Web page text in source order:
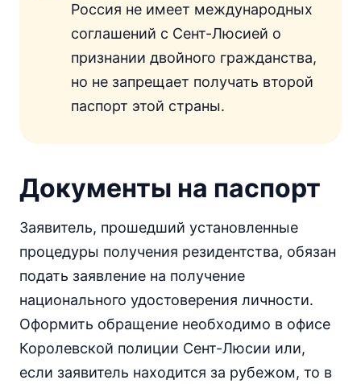
Россия не имеет международных
соглашений с Сент-Люсией о
признании двойного гражданства,
но не запрещает получать второй
паспорт этой страны.
Документы на паспорт
Заявитель, прошедший установленные
процедуры получения резидентства, обязан
подать заявление на получение
национального удостоверения личности.
Оформить обращение необходимо в офисе
Королевской полиции Сент-Люсии или,
если заявитель находится за рубежом, то в